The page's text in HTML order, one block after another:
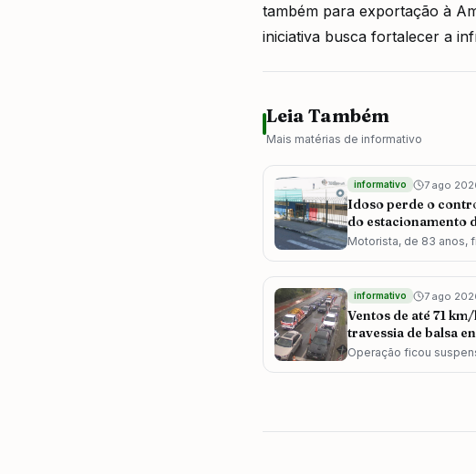
também para exportação à
iniciativa busca fortalecer a
Leia Também
Mais matérias de informativo
informativo 7 ago
Idoso perde o
do estacionamento
São José dos
Motorista, de 83 anos,
informativo 7 ago
Ventos de até 71
travessia de balsa
e Ilhabela
Operação ficou